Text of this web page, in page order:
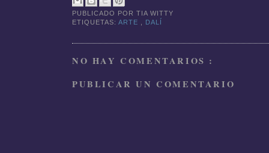
PUBLICADO PORTIA WITTY
ETIQUETAS:ARTE DALÍ
NO HAY COMENTARIOS :
PUBLICAR UN COMENTARIO